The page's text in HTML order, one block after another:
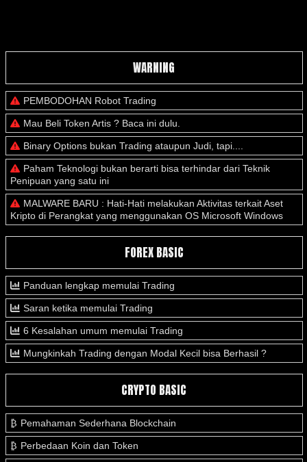
WARNING
PEMBODOHAN Robot Trading
Mau Beli Token Artis ? Baca ini dulu.
Binary Options bukan Trading ataupun Judi, tapi....
Paham Teknologi bukan berarti bisa terhindar dari Teknik
Penipuan yang satu ini
MALWARE BARU : Hati-Hati melakukan Aktivitas terkait Aset
Kripto di Perangkat yang menggunakan OS Microsoft Windows
FOREX BASIC
Panduan lengkap memulai Trading
Saran ketika memulai Trading
6 Kesalahan umum memulai Trading
Mungkinkah Trading dengan Modal Kecil bisa Berhasil ?
CRYPTO BASIC
Pemahaman Sederhana Blockchain
Perbedaan Koin dan Token